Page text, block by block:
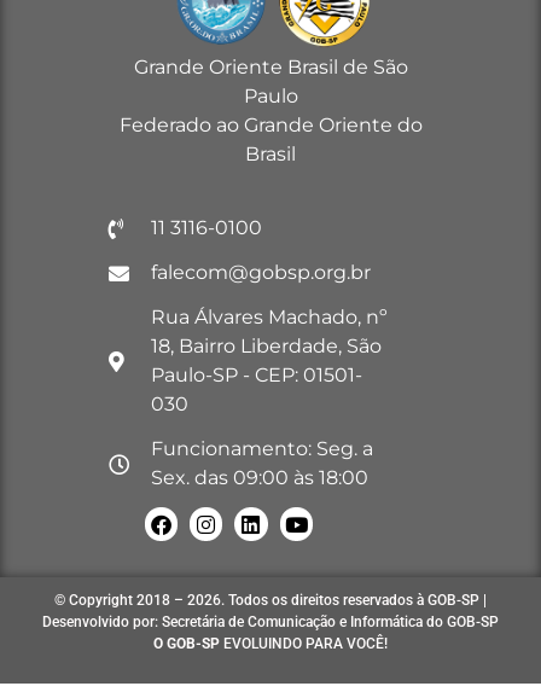
Grande Oriente Brasil de São
Paulo
Federado ao Grande Oriente do
Brasil
11 3116-0100
falecom@gobsp.org.br
Rua Álvares Machado, nº
18, Bairro Liberdade, São
Paulo-SP - CEP: 01501-
030
Funcionamento: Seg. a
Sex. das 09:00 às 18:00
© Copyright 2018 – 2026. Todos os direitos reservados à GOB-SP |
Desenvolvido por: Secretária de Comunicação e Informática do GOB-SP
O GOB-SP EVOLUINDO PARA VOCÊ!